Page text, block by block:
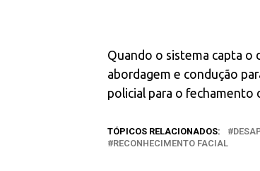
Quando o sistema capta o
abordagem e condução
policial para o fechamento
TÓPICOS RELACIONADOS:
RECONHECIMENTO FACIAL